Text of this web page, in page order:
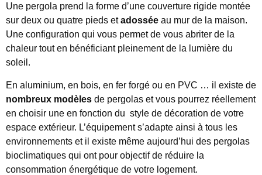
Une pergola prend la forme d’une couverture rigide montée
sur deux ou quatre pieds etadossée au mur de la maison.
Une configuration qui vous permet de vous abriter de la
chaleur tout en bénéficiant pleinement de la lumière du
soleil.
En aluminium, en bois, en fer forgé ou en PVC … il existe de
nombreux modèles de pergolas et vous pourrez réellement
en choisir une en fonction du style de décoration de votre
espace extérieur. L’équipement s’adapte ainsi à tous les
environnements et il existe même aujourd’hui des pergolas
bioclimatiques qui ont pour objectif de réduire la
consommation énergétique de votre logement.